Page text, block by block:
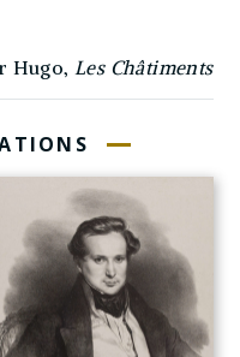
Hugo, Les Châtiments